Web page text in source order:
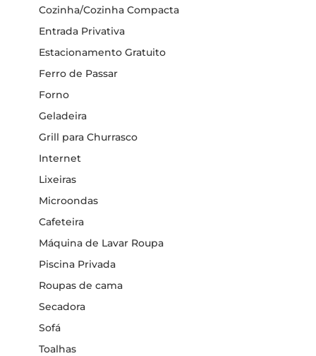
Cozinha/Cozinha Compacta
Entrada Privativa
Estacionamento Gratuito
Ferro de Passar
Forno
Geladeira
Grill para Churrasco
Internet
Lixeiras
Microondas
Cafeteira
Máquina de Lavar Roupa
Piscina Privada
Roupas de cama
Secadora
Sofá
Toalhas